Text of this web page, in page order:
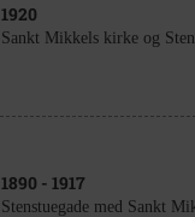
1920
Sankt Mikkels kirke og
1890 - 1917
Stenstuegade med Sankt